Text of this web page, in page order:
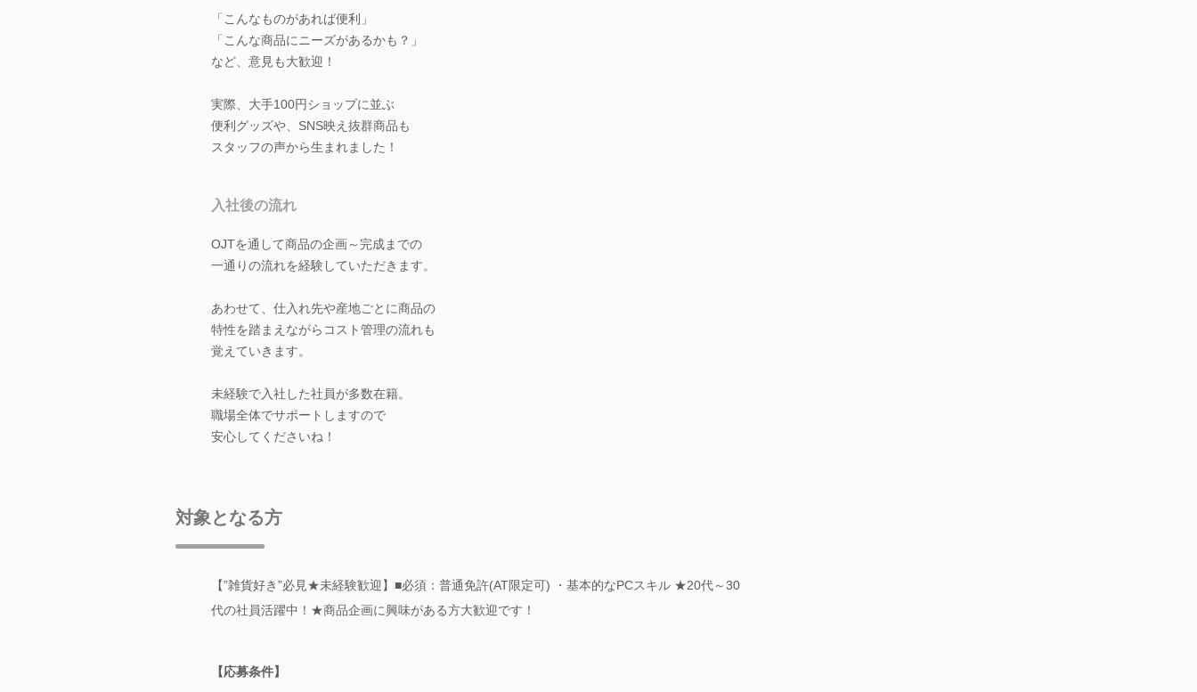
「こんなものがあれば便利」
「こんな商品にニーズがあるかも？」
など、意見も大歓迎！
実際、大手100円ショップに並ぶ
便利グッズや、SNS映え抜群商品も
スタッフの声から生まれました！
入社後の流れ
OJTを通して商品の企画～完成までの
一通りの流れを経験していただきます。
あわせて、仕入れ先や産地ごとに商品の
特性を踏まえながらコスト管理の流れも
覚えていきます。
未経験で入社した社員が多数在籍。
職場全体でサポートしますので
安心してくださいね！
対象となる方
【”雑貨好き”必見★未経験歓迎】■必須：普通免許(AT限定可) ・基本的なPCスキル ★20代～30
代の社員活躍中！★商品企画に興味がある方大歓迎です！
【応募条件】